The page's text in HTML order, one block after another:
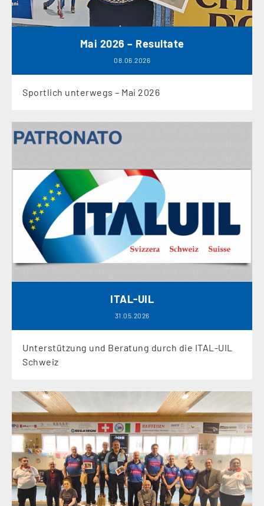
Mai 2026 – Resultate
08.06.2026
Sportlich unterwegs – Mai 2026
ITAL-UIL
31.05.2026
Unterstützung und Beratung durch die ITAL-UIL
Schweiz